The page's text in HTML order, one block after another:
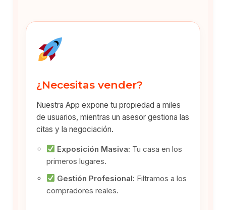
¿Necesitas vender?
Nuestra App expone tu propiedad a miles
de usuarios, mientras un asesor gestiona las
citas y la negociación.
Exposición Masiva: Tu casa en los
primeros lugares.
Gestión Profesional: Filtramos a los
compradores reales.